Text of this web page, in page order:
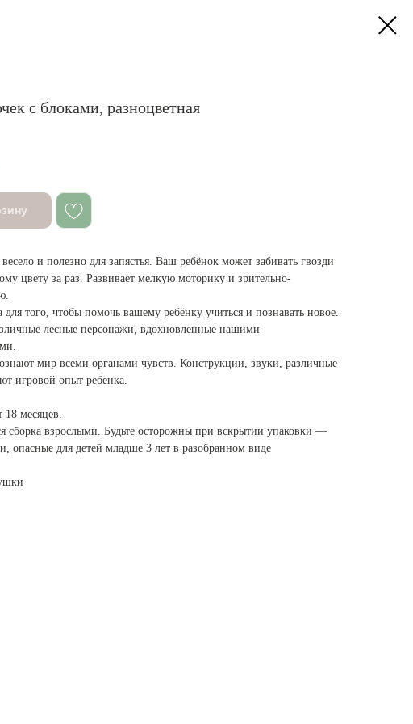
с блоками, разноцветная
и полезно для запястья. Ваш ребёнок может забивать гвозди
цвету за раз. Развивает мелкую моторику и зрительно-
для того, чтобы помочь вашему ребёнку учиться и познавать новое.
лесные персонажи, вдохновлённые нашими
мир всеми органами чувств. Конструкции, звуки, различные
игровой опыт ребёнка.
18 месяцев.
взрослыми. Будьте осторожны при вскрытии упаковки —
опасные для детей младше 3 лет в разобранном виде